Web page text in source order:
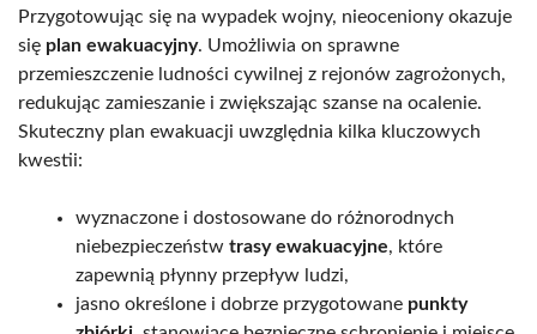
Przygotowując się na wypadek wojny, nieoceniony okazuje
się plan ewakuacyjny. Umożliwia on sprawne
przemieszczenie ludności cywilnej z rejonów zagrożonych,
redukując zamieszanie i zwiększając szanse na ocalenie.
Skuteczny plan ewakuacji uwzględnia kilka kluczowych
kwestii:
wyznaczone i dostosowane do różnorodnych
niebezpieczeństw trasy ewakuacyjne, które
zapewnią płynny przepływ ludzi,
jasno określone i dobrze przygotowane punkty